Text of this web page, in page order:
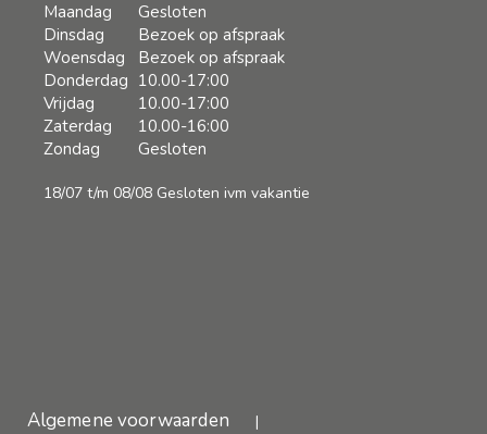
Algemene voorwaarden
Maandag
Gesloten
Dinsdag
Bezoek op afspraak
Woensdag
Bezoek op afspraak
Donderdag 10.00-17:00
Vrijdag
10.00-17:00
Zaterdag
10.00-16:00
Zondag
Gesloten
18/07 t/m 08/08 Gesloten ivm vakantie